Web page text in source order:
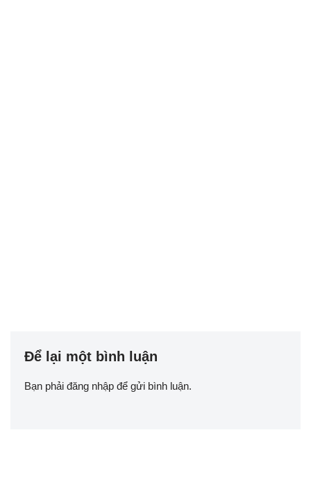
Để lại một bình luận
Bạn phải đăng nhập để gửi bình luận.